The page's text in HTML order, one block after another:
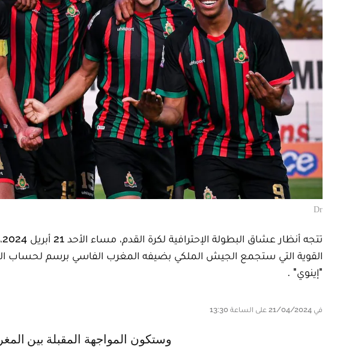
Dr
القوية التي ستجمع الجيش الملكي بضيفه المغرب الفاسي برسم لحساب
"إينوي" .
في 21/04/2024 على الساعة 13:30
وستكون المواجهة المقبلة بين المغرب الفاسي والجيش الملكي هي المباراة رقم